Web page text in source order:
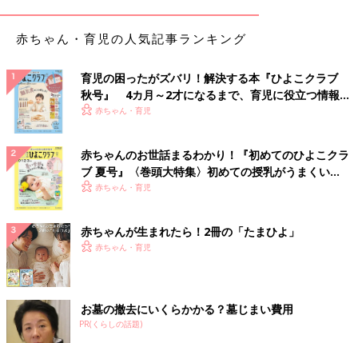
「子育て仕掛学」のアイデアの検証、その４。
ちょうど12月に、
れて、お菓子が入っているというものです。
赤ちゃん・育児の人気記事ランキング
育児の困ったがズバリ！解決する本『ひよこクラブ
秋号』 4カ月～2才になるまで、育児に役立つ情報が
いっぱい！
赤ちゃん・育児
赤ちゃんのお世話まるわかり！『初めてのひよこクラ
ブ 夏号』〈巻頭大特集〉初めての授乳がうまくい
く！ おっぱい・ミルクの基本と夏のトラブル 解決テ
赤ちゃん・育児
赤ちゃんが生まれたら！2冊の「たまひよ」
赤ちゃん・育児
お墓の撤去にいくらかかる？墓じまい費用
PR(くらしの話題)